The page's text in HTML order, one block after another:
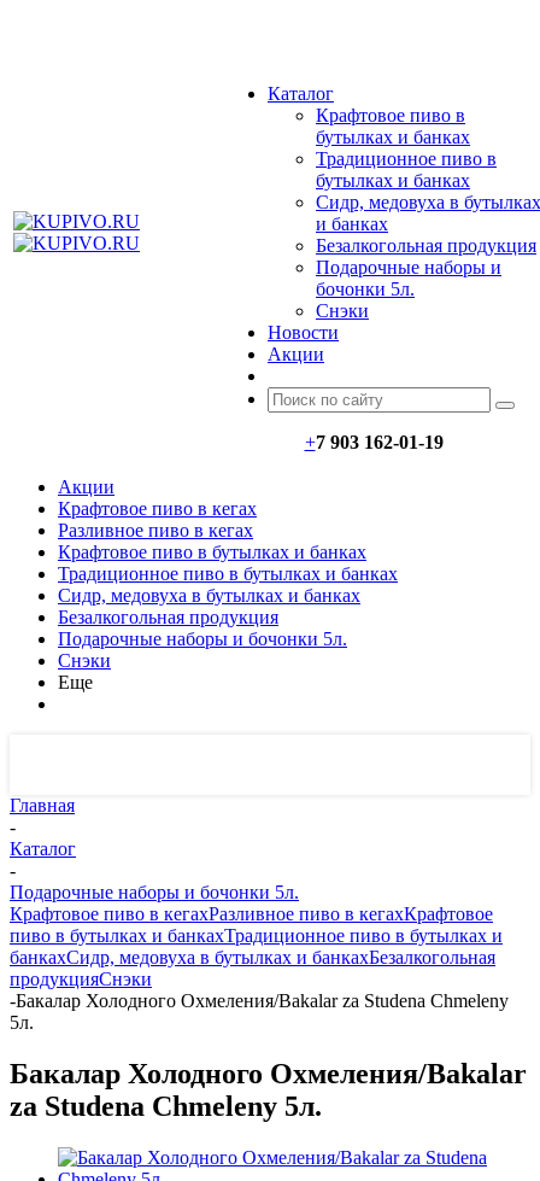
Каталог
Крафтовое пиво в
бутылках и банках
Традиционное пиво в
бутылках и банках
Сидр, медовуха в бутылках
и банках
Безалкогольная продукция
Подарочные наборы и
бочонки 5л.
Снэки
Новости
Акции
+7 903 162-01-19
Акции
Крафтовое пиво в кегах
Разливное пиво в кегах
Крафтовое пиво в бутылках и банках
Традиционное пиво в бутылках и банках
Сидр, медовуха в бутылках и банках
Безалкогольная продукция
Подарочные наборы и бочонки 5л.
Снэки
Еще
Главная
-
Каталог
-
Подарочные наборы и бочонки 5л.
Крафтовое пиво в кегахРазливное пиво в кегахКрафтовое
пиво в бутылках и банкахТрадиционное пиво в бутылках и
банкахСидр, медовуха в бутылках и банкахБезалкогольная
продукцияСнэки
-Бакалар Холодного Охмеления/Bakalar za Studena Chmeleny
5л.
Бакалар Холодного Охмеления/Bakalar
za Studena Chmeleny 5л.